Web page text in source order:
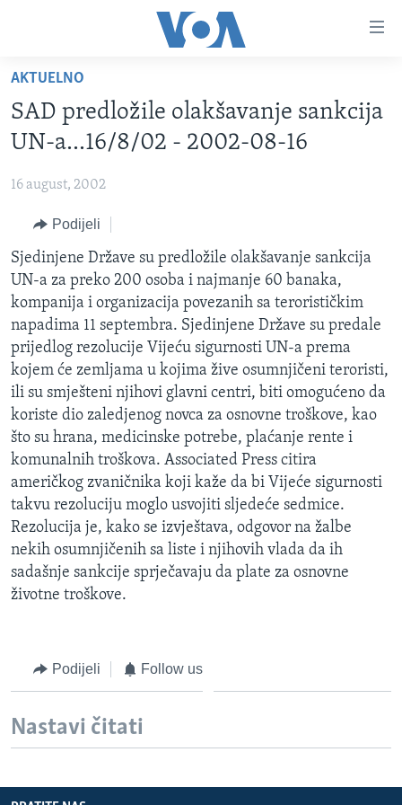
glavni
sadržaj
Pređi
na
glavnu
navigaciju
pretragu
TV PROGRAM
VIJESTI
SJEDINJENE AMERIČKE DRŽAVE
BOSNA I HERCEGOVINA
SVIJET
NAUKA I TEHNOLOGIJA
SPECIJALNI PROJEKTI
KORUPCIJA
SLOBODA MEDIJA
ŽENSKA STRANA
IZBJEGLIČKA STRANA
MAGAZIN
O GLASU AMERIKE
Learning English
PRATITE NAS
AKTUELNO
SAD predložile olakšavanje sankcija
UN-a...16/8/02 - 2002-08-16
16 august, 2002
Podijeli
Sjedinjene Države su predložile olakšavanje sankcija
UN-a za preko 200 osoba i najmanje 60 banaka,
kompanija i organizacija povezanih sa terorističkim
napadima 11 septembra. Sjedinjene Države su predale
prijedlog rezolucije Vijeću sigurnosti UN-a prema
kojem će zemljama u kojima žive osumnjičeni teroristi,
ili su smješteni njihovi glavni centri, biti omogućeno da
koriste dio zaledjenog novca za osnovne troškove, kao
što su hrana, medicinske potrebe, plaćanje rente i
komunalnih troškova. Associated Press citira
američkog zvaničnika koji kaže da bi Vijeće sigurnosti
takvu rezoluciju moglo usvojiti sljedeće sedmice.
Rezolucija je, kako se izvještava, odgovor na žalbe
nekih osumnjičenih sa liste i njihovih vlada da ih
sadašnje sankcije sprječavaju da plate za osnovne
životne troškove.
Podijeli Follow us
Nastavi čitati